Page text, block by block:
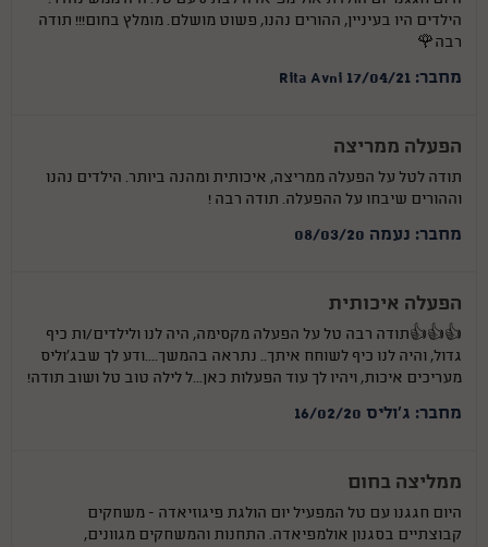
הילדים היו בעיניין, ההורים נהנו, פשוט מושלם. מומלץ בחום!!! תודה
רבה🌹
מחבר: Rita Avni 17/04/21
הפעלה ממריצה
תודה לטל על הפעלה ממריצה, איכותית ומהנה ביותר. הילדים נהנו
וההורים שיבחו על ההפעלה. תודה רבה !
מחבר: נעמה 08/03/20
הפעלה איכותית
👍👍👍תודה רבה טל על הפעלה מקסימה, היה לנו ולילדים/ות כיף
גדול, והיה לנו כיף לשוחח איתך.. נתראה בהמשך....ודע לך שבג'וליס
מעריכים איכות, ויהיו לך עוד הפעלות כאן...ל לילה טוב טל ושוב תודה!
מחבר: ג'וליס 16/02/20
ממליצה בחום
היום חגגנו עם טל המפעיל יום הולגת פיגוזיאדה - משחקים
קבוצתיים בסגנון אולמפיאדה. התחנות והמשחקים מגוונים,